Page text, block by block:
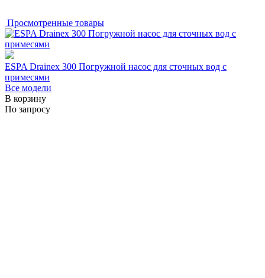
Просмотренные товары
ESPA Drainex 300 Погружной насос для сточных вод с
примесями
Все модели
В корзину
По запросу